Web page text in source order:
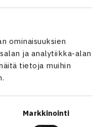
ominaisuuksien
ja analytiikka-alan
tietoja muihin
Markkinointi
tulisi toimia
kanssa.
kasvattajaseurojen
Esimerkiksi